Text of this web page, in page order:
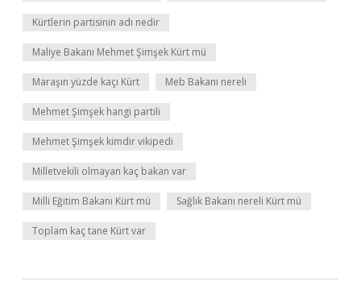
Kürtlerin partisinin adı nedir
Maliye Bakanı Mehmet Şimşek Kürt mü
Maraşın yüzde kaçı Kürt Meb Bakanı nereli
Mehmet Şimşek hangi partili
Mehmet Şimşek kimdir vikipedi
Milletvekili olmayan kaç bakan var
Milli Eğitim Bakanı Kürt mü Sağlık Bakanı nereli Kürt mü
Toplam kaç tane Kürt var